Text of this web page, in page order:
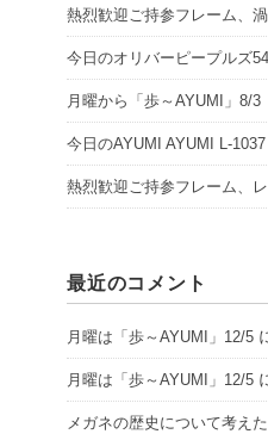
熱烈歓迎ご持参フレーム、
今日のオリバーピープルズ
月曜から「歩～AYUMI」8/3
今日のAYUMI AYUMI L-
熱烈歓迎ご持参フレーム、
最近のコメント
月曜は「歩～AYUMI」12/5
月曜は「歩～AYUMI」12/5
メガネの歴史について考え